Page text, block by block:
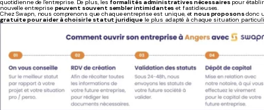
quotidienne de l'entreprise. De plus, les formalités administratives nécessairespour
nouvelle entreprise peuvent souvent sembler intimidantes et fastidieuses.
Chez Swapn, nous comprenons que chaque entreprise est unique, etnous proposonsdonc
gratuite pour aider à choisir le statut juridique le plus adapté à chaque situation